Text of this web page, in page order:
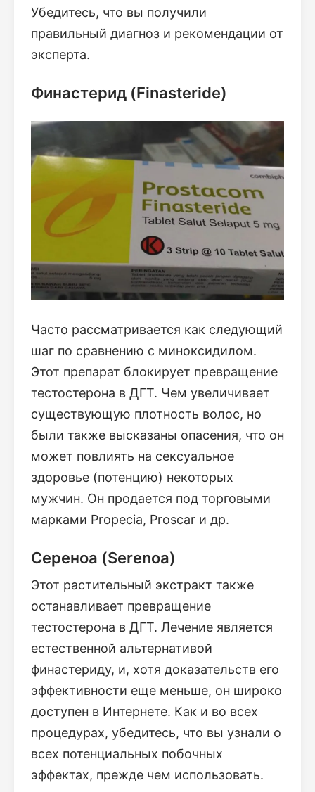
Убедитесь, что вы получили
правильный диагноз и рекомендации от
эксперта.
Финастерид (Finasteride)
Часто рассматривается как следующий
шаг по сравнению с миноксидилом.
Этот препарат блокирует превращение
тестостерона в ДГТ. Чем увеличивает
существующую плотность волос, но
были также высказаны опасения, что он
может повлиять на сексуальное
здоровье (потенцию) некоторых
мужчин. Он продается под торговыми
марками Propecia, Proscar и др.
Сереноа (Serenoa)
Этот растительный экстракт также
останавливает превращение
тестостерона в ДГТ. Лечение является
естественной альтернативой
финастериду, и, хотя доказательств его
эффективности еще меньше, он широко
доступен в Интернете. Как и во всех
процедурах, убедитесь, что вы узнали о
всех потенциальных побочных
эффектах, прежде чем использовать.